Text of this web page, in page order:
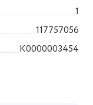
ТТ 200)
Ariston
1
117757056
K0000003454